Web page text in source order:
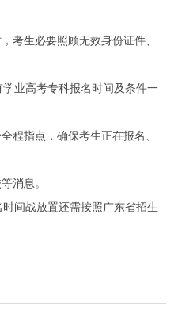
生必要照顾无效身份证件、
业高考专科报名时间及条件一
指点，确保考生正在报名、
消息。
间战放置还需按照广东省招生